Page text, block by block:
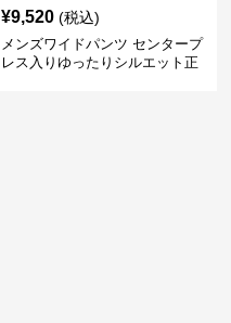
¥9,520 (税込)
メンズワイドパンツ センタープ
レス入りゆったりシルエット正